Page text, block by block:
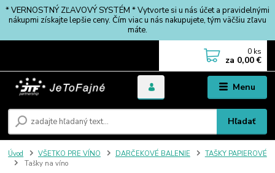
* VERNOSTNÝ ZĽAVOVÝ SYSTÉM * Vytvorte si u nás účet a pravidelnými
nákupmi získajte lepšie ceny. Čím viac u nás nakupujete, tým väčšiu zľavu
máte.
Menu
Hľadať
0 ks
za 0,00 €
Úvod VŠETKO PRE VÍNO DARČEKOVÉ BALENIE
TAŠKY PAPIEROVÉ
Tašky na víno